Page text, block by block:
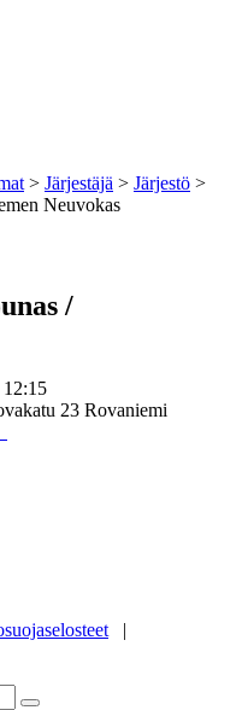
> Järjestäjä > Järjestö >
Neuvokas
/
23 Rovaniemi
|